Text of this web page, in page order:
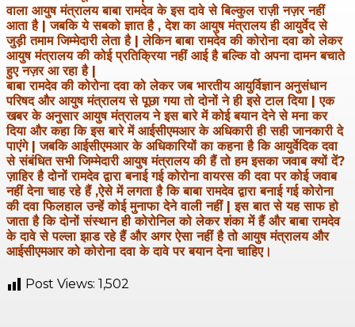
वाला आयुष मंत्रालय बाबा रामदेव के इस दावे से बिल्कुल राज़ी नज़र नहीं
आता है | जबकि ये सबको ज्ञात है , देश का आयुष मंत्रालय ही आयुर्वेद से
जुड़ी तमाम जिम्मेदारी लेता है | लेकिन बाबा रामदेव की कोरोना दवा को लेकर
आयुष मंत्रालय की कोई प्रतिक्रिया नहीं आई है बल्कि वो अपना दामन बचाते
हुए नज़र आ रहा है |
बाबा रामदेव की कोरोना दवा को लेकर जब भारतीय आयुर्विज्ञान अनुसंधान
परिषद और आयुष मंत्रालय से पूछा गया तो दोनों ने ही इसे टाल दिया | एक
खबर के अनुसार आयुष मंत्रालय ने इस बारे में कोई बयान देने से मना कर
दिया और कहा कि इस बारे में आईसीएमआर के अधिकारी ही सही जानकारी दे
पाएंगे | जबकि आईसीएमआर के अधिकारियों का कहना है कि आयुर्वेदिक दवा
से संबंधित सभी जिम्मेदारी आयुष मंत्रालय की हैं तो हम इसका जवाब क्यों दें?
ज़ाहिर है दोनों रामदेव द्वारा बनाई गई कोरोना वायरस की दवा पर कोई जवाब
नहीं देना चाह रहे हैं ,ऐसे में लगता है कि बाबा रामदेव द्वारा बनाई गई कोरोना
की दवा फिलहाल उन्हें कोई मुनाफा देने वाली नहीं |इस बात से यह साफ हो
जाता है कि दोनों संस्थान ही कोरोनिल को लेकर शंका में हैं और बाबा रामदेव
के दावे से पल्ला झाड रहे हैं और अगर ऐसा नहीं है तो आयुष मंत्रालय और
आईसीएमआर को कोरोना दवा के दावे पर बयान देना चाहिए।
Post Views: 1,502